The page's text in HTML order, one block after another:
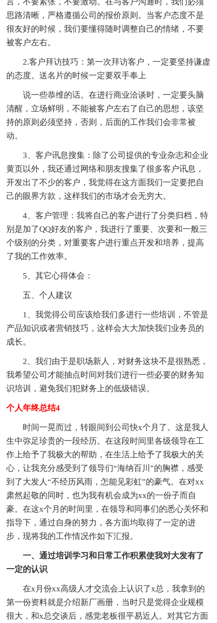
思路清晰，严格遵循公司的报价原则。当客户态度不是
很友好的时候，我们要懂得随时调整自己的情绪，不要
被客户左右。
2.客户拜访技巧：第一次拜访客户，一定要坚持谦虚
的态度。送名片的时候一定要双手奉上
说一些恭维的话。在进行商业洽谈时，一定要头脑
清醒，立场鲜明，不能被客户左右了自己的思想，该坚
持的原则必须坚持，否则，后面的工作我们会非常被
动。
3、客户讯息搜集：除了公司提供的专业杂志和企业
黄页以外，我还通过网络和朋友搜集了很多客户讯息，
开发出了不少的客户，我觉得在这方面我们一定要把自
己的眼界方款，这样我们的市场才会无穷大。
4、客户管理：我将自己的客户进行了分类归档，特
别是加了QQ好友的客户，我进行了重要、次要和一般三
个级别的分类，对重要客户进行重点开发和培养，提高
了我的工作效率。
5、其它心得体会：
五、个人建议
1、我觉得公司应该给我们多进行一些培训，不管是
产品知识或者营销技巧，这样会大大加快我们业务员的
成长。
2、我们由于是职场新人，对财务这块不是很熟悉，
我希望公司才能抽点时间对我们进行一些必要的财务知
识培训，避免我们犯财务上的低级错误。
个人年终总结4
时间一晃而过，转眼间到公司快x个月了。这是我人
生中弥足珍贵的一段经历。在这段时间里各级领导在工
作上给予了我极大的帮助，在生活上给予了我极大的关
心，让我充分感受到了领导们“海纳百川”的胸襟，感受
到了大发人“不经历风雨，怎能见彩虹”的豪气。在对xx
肃然起敬的同时，也为我有机会成为xx的一份子而自
豪。在这x个月的时间里，在领导和同事们的悉心关怀和
指导下，通过自身的努力，各方面均取得了一定的进
步，现将我的工作情况作如下汇报。
一、通过培训学习和日常工作积累使我对大发有了
一定的认识
在x月份xx高级人才交流会上认识了x总，我拿到的
第一份资料就是介绍新厂画册，当时只是觉得企业规模
很大，和x总交谈后，感觉老板很平易近人。对其它方面